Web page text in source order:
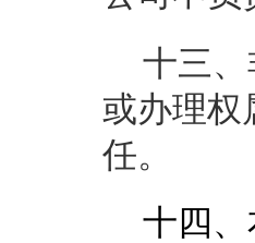
十三
或办理权
任。
十四、